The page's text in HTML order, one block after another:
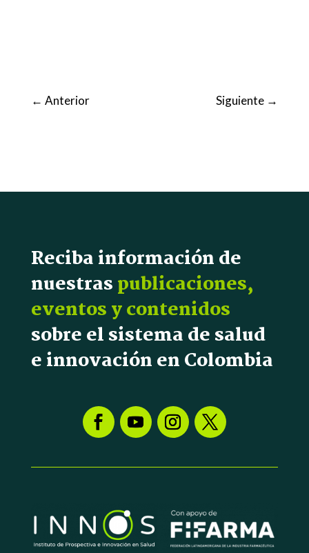
← Anterior Siguiente →
Reciba información de
nuestraspublicaciones,
eventos y contenidos
sobre el sistema de salud
e innovación en Colombia